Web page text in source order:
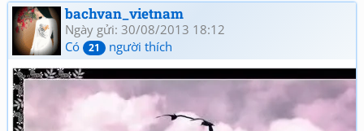
bachvan_vietnam
Ngày gửi: 30/08/2013 18:12
Có
21 người thích